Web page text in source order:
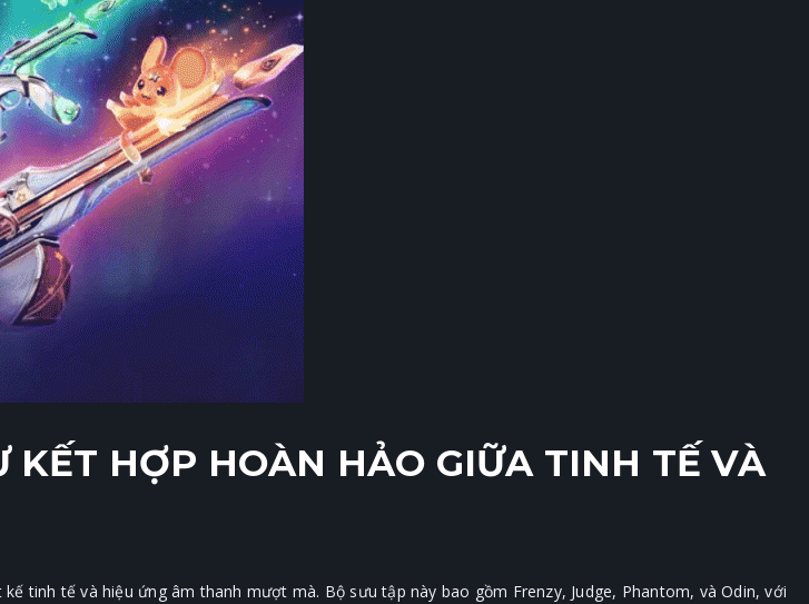
KẾT HỢP HOÀN HẢO GIỮA TINH TẾ VÀ
tinh tế và hiệu ứng âm thanh mượt mà. Bộ sưu tập này bao gồm Frenzy, Judge, Phantom, và Odin, với